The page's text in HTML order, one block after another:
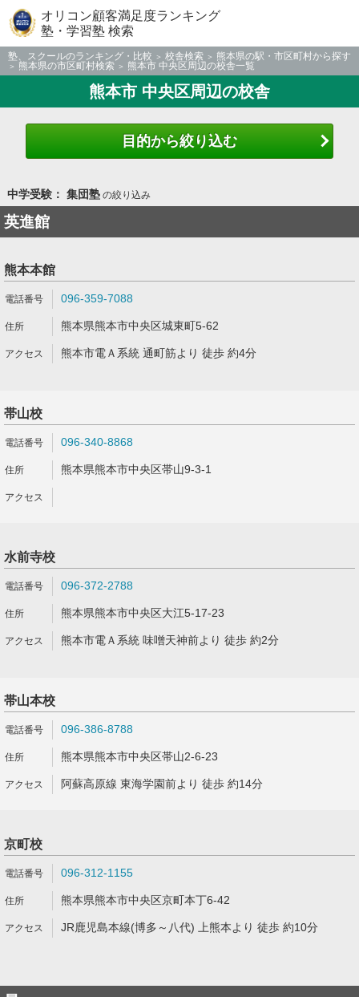
オリコン顧客満足度ランキング
塾・学習塾 検索
塾、スクールのランキング・比較 校舎検索
熊本県の駅・市区町村から探す
熊本県の市区町村検索
熊本市 中央区周辺の校舎一覧
熊本市 中央区周辺の校舎
目的から絞り込む
中学受験： 集団塾の絞り込み
英進館
熊本本館
096-359-7088
熊本県熊本市中央区城東町5-62
熊本市電Ａ系統 通町筋より 徒歩 約4分
帯山校
096-340-8868
熊本県熊本市中央区帯山9-3-1
水前寺校
096-372-2788
熊本県熊本市中央区大江5-17-23
熊本市電Ａ系統 味噌天神前より 徒歩 約2分
帯山本校
096-386-8788
熊本県熊本市中央区帯山2-6-23
阿蘇高原線 東海学園前より 徒歩 約14分
京町校
096-312-1155
熊本県熊本市中央区京町本丁6-42
JR鹿児島本線(博多～八代) 上熊本より 徒歩 約10分